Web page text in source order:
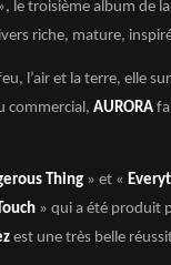
le troisième album de
riche, mature,
feu, l’air et la terre, elle
commercial, AURORA
Thing » et «
» qui a été produit
est une très belle